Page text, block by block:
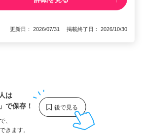
更新日： 2026/07/31 掲載終了日： 2026/10/30
は
」で保存！
、
きます。